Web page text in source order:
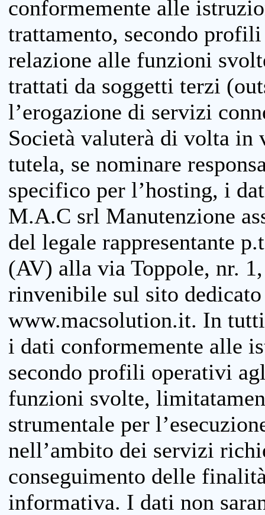
conformemente alle
trattamento, secondo
relazione alle funzioni
trattati da soggetti terzi
l’erogazione di servizi
Società valuterà di volta in
tutela, se nominare
specifico per l’hosting, i
M.A.C srl Manutenzione
del legale rappresentante
(AV) alla via Toppole, nr.
rinvenibile sul sito
www.macsolution.it. In
i dati conformemente alle
secondo profili operativi
funzioni svolte,
strumentale per
nell’ambito dei servizi
conseguimento delle
informativa. I dati non